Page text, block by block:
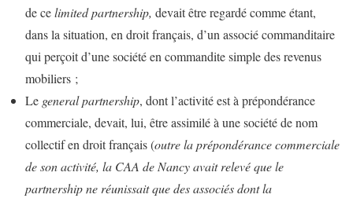
de celimited partnership, devait être regardé comme étant,
dans la situation, en droit français, d’un associé commanditaire
qui perçoit d’une société en commandite simple des revenus
mobiliers ;
Le general partnership, dont l’activité est à prépondérance
commerciale, devait, lui, être assimilé à une société de nom
collectif en droit français (outre la prépondérance commerciale
de son activité, la CAA de Nancy avait relevé que le
partnership ne réunissait que des associés dont la